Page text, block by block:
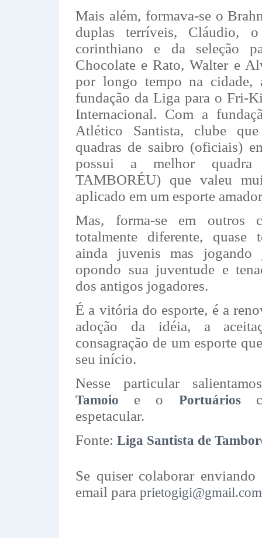
Mais além, formava-se o
duplas terríveis, Cláudio,
corinthiano e da seleção
Chocolate e Rato, Walter e
por longo tempo na cidade,
fundação da Liga para o Fri-
Internacional. Com a
Atlético Santista, clube
quadras de saibro (oficiais)
possui a melhor
TAMBORÉU) que valeu
aplicado em um esporte
Mas, forma-se em outros
totalmente diferente, quase
ainda juvenis mas
opondo sua juventude e
dos antigos jogadores.
É a vitória do esporte, é a
adoção da idéia, a
consagração de um esporte
seu início.
Nesse particular
Tamoio e o Portuários
espetacular.
Fonte: Liga Santista de
Se quiser colaborar
email para prietogigi@gmail.com